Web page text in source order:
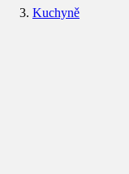
Kuchyně